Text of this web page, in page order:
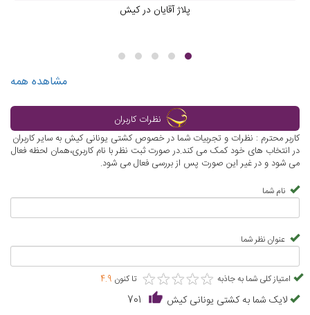
پلاژ آقایان در کیش
مشاهده همه
نظرات کاربران
کاربر محترم : نظرات و تجربیات شما در خصوص کشتی یونانی کیش به سایر کاربران
در انتخاب های خود کمک می کند.در صورت ثبت نظر با نام کاربری،همان لحظه فعال
می شود و در غیر این صورت پس از بررسی فعال می شود.
نام شما
عنوان نظر شما
امتیاز کلی شما به جاذبه ★★★★★
★★★★★ تا کنون 4.9
لایک شما به کشتی یونانی کیش 701